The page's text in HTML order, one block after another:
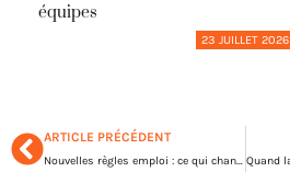
équipes
23 JUILLET 2026
ARTICLE PRÉCÉDENT
Nouvelles règles emploi : ce qui change pour l’entreprise en 2023 !